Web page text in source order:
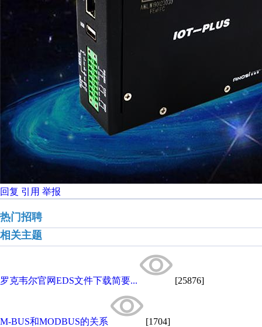
回复 引用 举报
热门招聘
相关主题
罗克韦尔官网EDS文件下载简要... [25876]
M-BUS和MODBUS的关系 [1704]